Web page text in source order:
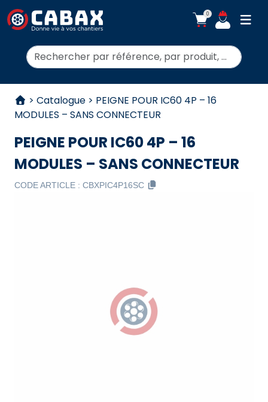
0
Rechercher:
> Catalogue > PEIGNE POUR IC60 4P – 16
MODULES – SANS CONNECTEUR
PEIGNE POUR IC60 4P – 16
MODULES – SANS CONNECTEUR
CODE ARTICLE : CBXPIC4P16SC